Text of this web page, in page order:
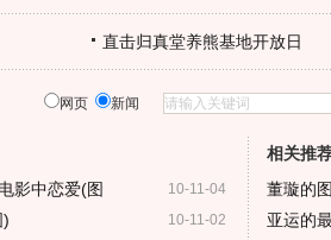
直击归真堂养熊基地开放日
网页 新闻
10-11-04
影中恋爱(图
10-11-02
)
相关推
董璇的
亚运的